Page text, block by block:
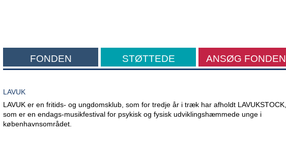
FONDEN STØTTEDE ANSØG FONDEN
LAVUK
LAVUK er en fritids- og ungdomsklub, som for tredje år i træk har afholdt LAVUKSTOCK,
som er en endags-musikfestival for psykisk og fysisk udviklingshæmmede unge i
københavnsområdet.